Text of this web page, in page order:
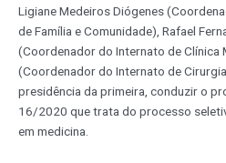
Ligiane Medeiros Diógenes
de Família e Comunidade), Rafael
(Coordenador do Internato de Clínica
(Coordenador do Internato de
presidência da primeira, conduzir o
16/2020 que trata do processo
em medicina.